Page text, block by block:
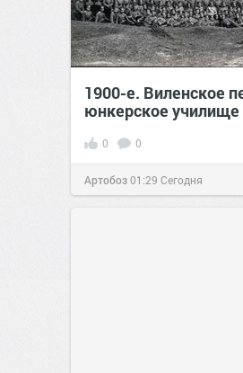
1900-е. Виленское
юнкерское училище
0 0
Артобоз01:29 Сегодня